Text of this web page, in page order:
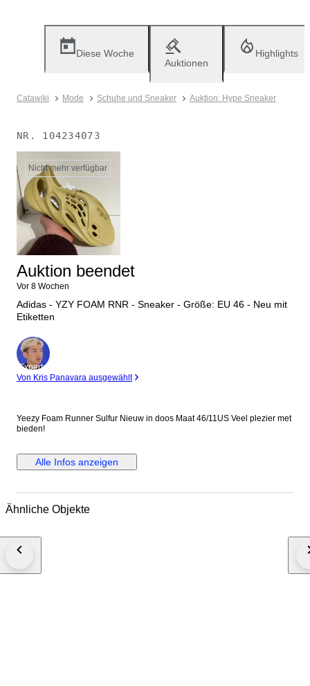
Diese Woche
Auktionen
Highlights
Catawiki Mode Schuhe und Sneaker Auktion: Hype Sneaker
NR. 104234073
Nicht mehr verfügbar
Auktion beendet
Vor 8 Wochen
Adidas - YZY FOAM RNR - Sneaker - Größe: EU 46 - Neu mit
Etiketten
Experte
Von Kris Panavara ausgewählt
Yeezy Foam Runner Sulfur Nieuw in doos Maat 46/11US Veel plezier met
bieden!
Alle Infos anzeigen
Ähnliche Objekte